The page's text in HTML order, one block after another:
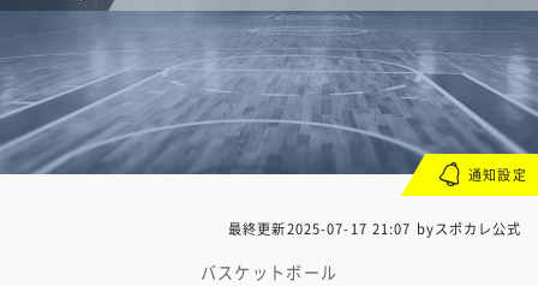
最終更新2025-07-17 21:07 byスポカレ公式
バスケットボール
通知設定